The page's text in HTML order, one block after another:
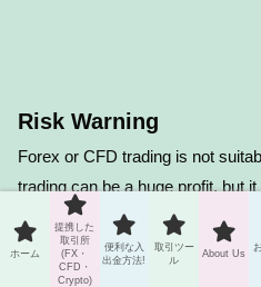
Risk Warning
Forex or CFD trading is not
trading can be a huge profit, but
loss. Carefully consider your
experience and risk tolerance
You may lose some or all of
ホーム
提携した
取引所
(FX・
CFD・
Crypto)
便利な入
出金方法!
取引ツー
ル
About Us